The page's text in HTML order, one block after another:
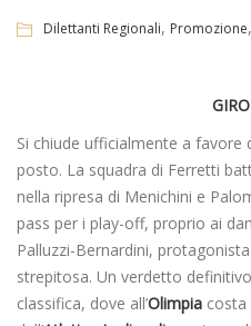
Dilettanti Regionali, Promozione,
Si chiude ufficialmente a favore
posto. La squadra di Ferretti
nella ripresa di Menichini e
pass per i play-off, proprio ai
Palluzzi-Bernardini,
strepitosa. Un verdetto
classifica, dove all’Olimpia costa